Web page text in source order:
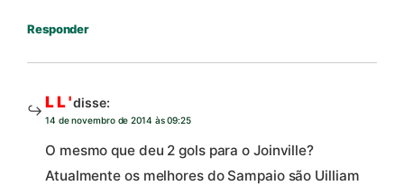
Responder
L L 'disse:
14 de novembro de 2014 às 09:25
O mesmo que deu 2 gols para o Joinville?
Atualmente os melhores do Sampaio são Uilliam